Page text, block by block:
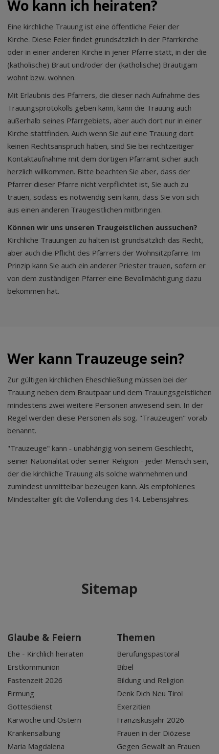
Wo kann ich heiraten?
Eine kirchliche Trauung ist eine öffentliche Feier der
Kirche. Diese Feier findet grundsätzlich in der Pfarrkirche
oder in einer anderen Kirche in jener Pfarre statt, in der die
(katholische) Braut und/oder der (katholische) Bräutigam
wohnt bzw. wohnen.
Mit Erlaubnis des Pfarrers, die dieser nach Aufnahme des
Trauungsprotokolls geben kann, kann die Trauung auch
außerhalb seines Pfarrgebiets, aber auch dort nur in einer
Kirche stattfinden. Auch wenn Sie auf eine Trauung dort
keinen Rechtsanspruch haben, sind Sie bei rechtzeitiger
Kontaktaufnahme mit dem dortigen Pfarramt sicher auch
herzlich willkommen. Bitte beachten Sie aber, dass der
Pfarrer dieser Pfarre nicht verpflichtet ist, Sie auch zu
trauen, sodass es notwendig sein kann, dass Sie von sich
aus einen anderen Traugeistlichen mitbringen.
Können wir uns unseren Traugeistlichen aussuchen?
Kirchliche Trauungen zu halten ist grundsätzlich das Recht,
aber auch die Pflicht des Pfarrers der Wohnsitzpfarre. Im
Prinzip kann Sie auch ein anderer Priester trauen, sofern er
von dem zuständigen Pfarrer eine Bevollmächtigung dazu
bekommen hat.
Wer kann Trauzeuge sein?
Zur gültigen kirchlichen Eheschließung müssen bei der
Trauung neben dem Brautpaar und dem Trauungsgeistlichen
mindestens zwei weitere Personen anwesend sein. In der
Regel werden diese Personen als sog. "Trauzeugen" vorab
benannt.
"Trauzeuge" kann - unabhängig von seinem Geschlecht,
seiner Nationalität oder seiner Religion - jeder Mensch sein,
der die kirchliche Trauung als solche wahrnehmen und
zumindest unmittelbar bezeugen kann. Als empfohlenes
Mindestalter gilt die Vollendung des 14. Lebensjahres.
Sitemap
Glaube & Feiern
Ehe - Kirchlich heiraten
Erstkommunion
Fastenzeit 2026
Firmung
Gottesdienst
Karwoche und Ostern
Krankensalbung
Maria Magdalena
Themen
Berufungspastoral
Bibel
Bildung und Religion
Denk Dich Neu Tirol
Exerzitien
Franziskusjahr 2026
Frauen in der Diözese
Gegen Gewalt an Frauen